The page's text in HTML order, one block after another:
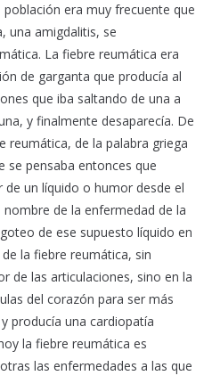
era muy frecuente que
una amigdalitis, se
La fiebre reumática era
de garganta que producía al
que iba saltando de una a
y finalmente desaparecía. De
reumática, de la palabra griega
se pensaba entonces que
un líquido o humor desde el
de la enfermedad de la
de ese supuesto líquido en
la fiebre reumática, sin
de las articulaciones, sino en la
del corazón para ser más
producía una cardiopatía
la fiebre reumática es
las enfermedades a las que